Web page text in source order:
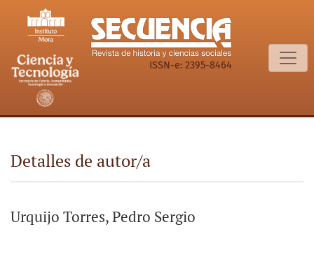
Detalles de autor/a
ISSN-e: 2395-8464
Detalles de autor/a
Urquijo Torres, Pedro Sergio